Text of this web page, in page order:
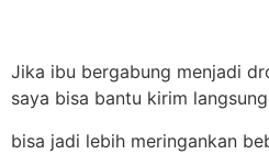
Jika ibu bergabung menjadi
saya bisa bantu kirim
bisa jadi lebih meringankan